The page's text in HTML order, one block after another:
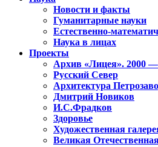
Новости и факты
Гуманитарные науки
Естественно-
Наука в лицах
Проекты
Архив «Лицея». 2000 —
Русский Север
Архитектура
Дмитрий Новиков
И.С.Фрадков
Здоровье
Художественная
Великая